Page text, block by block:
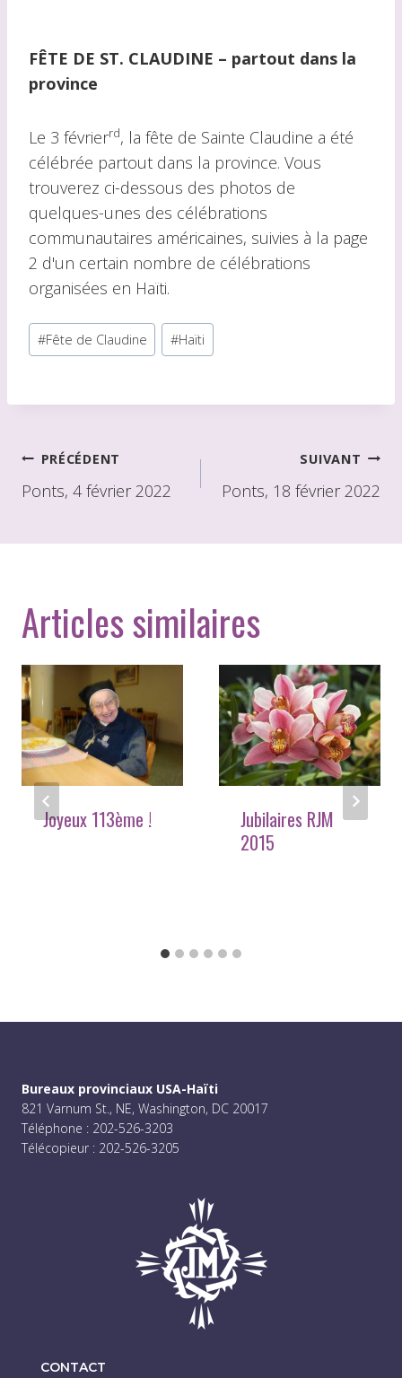
FÊTE DE ST. CLAUDINE – partout dans la
province
Le 3 févrierrd, la fête de Sainte Claudine a été
célébrée partout dans la province. Vous
trouverez ci-dessous des photos de
quelques-unes des célébrations
communautaires américaines, suivies à la page
2 d'un certain nombre de célébrations
organisées en Haïti.
Balises
du
#Fête de Claudine #Haïti
Navigation
de
PRÉCÉDENT
Ponts, 4 février 2022
SUIVANT
Ponts, 18 février 2022
Articles similaires
Joyeux 113ème !
Jubilaires RJM
2015
Bureaux provinciaux USA-Haïti
821 Varnum St., NE, Washington, DC 20017
Téléphone : 202-526-3203
Télécopieur : 202-526-3205
CONTACT